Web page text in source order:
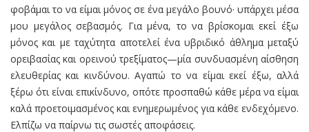
φοβάμαι το να είμαι μόνος σε ένα μεγάλο βουνό· υπάρχει μέσα
μου μεγάλος σεβασμός. Για μένα, το να βρίσκομαι εκεί έξω
μόνος και με ταχύτητα αποτελεί ένα υβριδικό άθλημα μεταξύ
ορειβασίας και ορεινού τρεξίματος—μία συνδυασμένη αίσθηση
ελευθερίας και κινδύνου. Αγαπώ το να είμαι εκεί έξω, αλλά
ξέρω ότι είναι επικίνδυνο, οπότε προσπαθώ κάθε μέρα να είμαι
καλά προετοιμασμένος και ενημερωμένος για κάθε ενδεχόμενο.
Ελπίζω να παίρνω τις σωστές αποφάσεις.